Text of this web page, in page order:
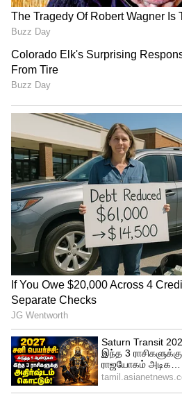
கேள்விகள் இன்றைய
உள்ளதாகவும் தகவல்கள்
வெளியாகியுள்ளது.
தினங்களாக நடத்தப்பட்ட
அடிப்படையிலேயே
விசாரணை
கூறப்படுகிறது. இரண்டு
விசாரிக்கப்பட்ட
ஆறுகுட்டியிடம்
வழக்கில் முக்கியத்துவம்
கருதப்படுகிறது.
வேலைடா இது?